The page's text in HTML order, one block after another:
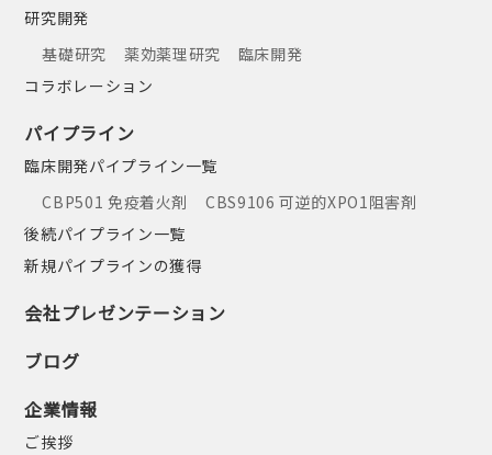
研究開発
基礎研究
薬効薬理研究
臨床開発
コラボレーション
パイプライン
臨床開発パイプライン一覧
CBP501 免疫着火剤
CBS9106 可逆的XPO1阻害剤
後続パイプライン一覧
新規パイプラインの獲得
会社プレゼンテーション
ブログ
企業情報
ご挨拶